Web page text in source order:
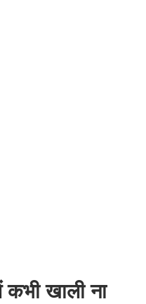
खाली ना